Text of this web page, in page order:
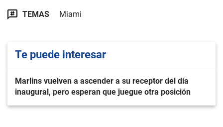
TEMAS Miami
Te puede interesar
Marlins vuelven a ascender a su receptor del día
inaugural, pero esperan que juegue otra posición